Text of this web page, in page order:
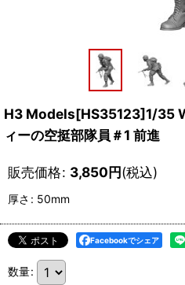
H3 Models[HS35123]1/35
ィーの空挺部隊員＃1 前進
販売価格: 3,850円(税込)
厚さ : 50mm
Facebookでシェア
数量: